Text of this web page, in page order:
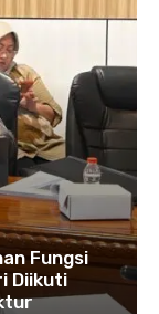
Fungsi
Diikuti